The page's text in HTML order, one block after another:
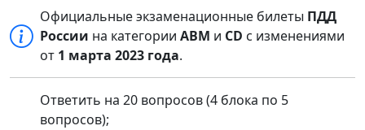
Официальные экзаменационные билеты ПДД
России на категорииABM и CD с изменениями
от 1 марта 2023 года.
Ответить на 20 вопросов (4 блока по 5
вопросов);